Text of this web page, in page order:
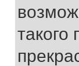
такого